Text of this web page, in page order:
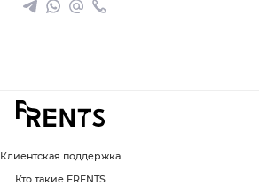
Клиентская поддержка
Кто такие FRENTS